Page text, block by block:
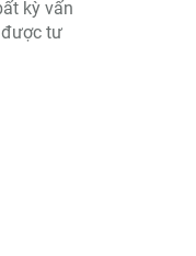
kỳ vấn
tư